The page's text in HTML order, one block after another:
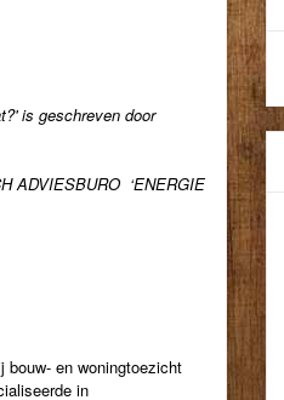
is geschreven door
ADVIESBURO ‘ENERGIE
en woningtoezicht
in